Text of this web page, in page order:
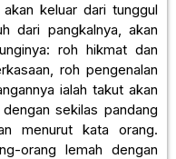
keluar dari tunggul
dari pangkalnya, akan
roh hikmat dan
roh pengenalan
ialah takut akan
sekilas pandang
menurut kata orang.
orang lemah dengan